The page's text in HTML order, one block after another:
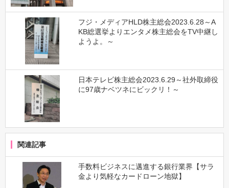
フジ・メディアHLD株主総会2023.6.28～A
KB総選挙よりエンタメ株主総会をTV中継し
ようよ。～
日本テレビ株主総会2023.6.29～社外取締役
に97歳ナベツネにビックリ！～
関連記事
手数料ビジネスに邁進する銀行業界【サラ
金より気軽なカードローン地獄】